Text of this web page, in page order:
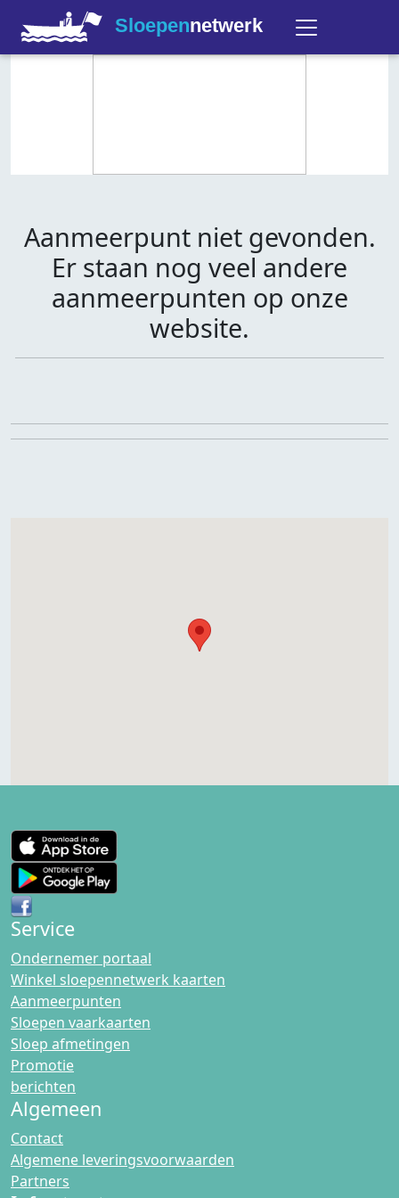
Sloepennetwerk
Aanmeerpunt niet gevonden.
Er staan nog veel andere
aanmeerpunten op onze
website.
Service
Ondernemer portaal
Winkel sloepennetwerk kaarten
Aanmeerpunten
Sloepen vaarkaarten
Sloep afmetingen
Promotie
berichten
Algemeen
Contact
Algemene leveringsvoorwaarden
Partners